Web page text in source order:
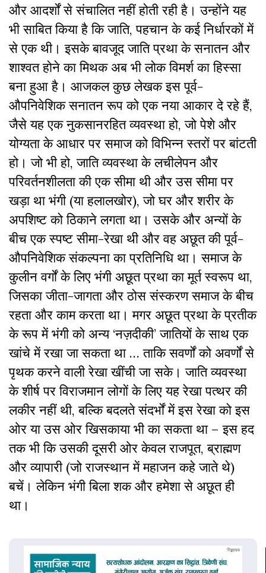
और आदर्शों से संचालित नहीं होती रही है। उन्होंने यह
भी साबित किया है कि जाति, पहचान के कई निर्धारकों में
से एक थी। इसके बावजूद जाति प्रथा के सनातन और
शाश्वत होने का मिथक अब भी लोक विमर्श का हिस्सा
बना हुआ है । आजकल कुछ लेखक इस पूर्व-
औपनिवेशिक सनातन रूप को एक नया आकार दे रहे हैं,
जैसे यह एक नुकसानरहित व्यवस्था हो, जो पेशेऔर
योग्यता के आधार पर समाज को विभिन्न स्तरों पर बांटती
हो। जो भी हो, जाति व्यवस्था के लचीलेपन और
परिवर्तनशीलता की एक सीमा थी और उस सीमा पर
खड़ा था भंगी (या हलालखोर), जो घर और शरीर के
अपशिष्ट को ठिकाने लगता था। उसके और अन्यों के
बीच एक स्पष्ट सीमा-रेखा थी और वह अछूत की पूर्व-
औपनिवेशिक संकल्पना का प्रतिनिधि था। समाज के
कुलीन वर्गों के लिए भंगी अछूत प्रथा का मूर्त स्वरूप था,
जिसका जीता-जागता और ठोस संस्करण समाज के बीच
रहता और काम करता था। मगर अछूत प्रथा के प्रतीक
के रूप में भंगी को अन्य ‘नज़दीकी’ जातियों के साथ एक
खांचे में रखा जा सकता था … ताकि सवर्णों को अवर्णों से
पृथक करने वाली रेखा खींची जा सके। जाति व्यवस्था
के शीर्ष पर विराजमान लोगों के लिए यह रेखा पत्थर की
लकीर नहीं थी, बल्कि बदलते संदर्भों में इस रेखा को इस
ओर या उस ओर खिसकाया भी का सकता था – इस हद
तक भी कि उसकी दूसरी ओर केवल राजपूत, ब्राह्मण
और व्यापारी (जो राजस्थान में महाजन कहे जाते थे)
बचें। लेकिन भंगी बिला शक और हमेशा से अछूत ही
था।